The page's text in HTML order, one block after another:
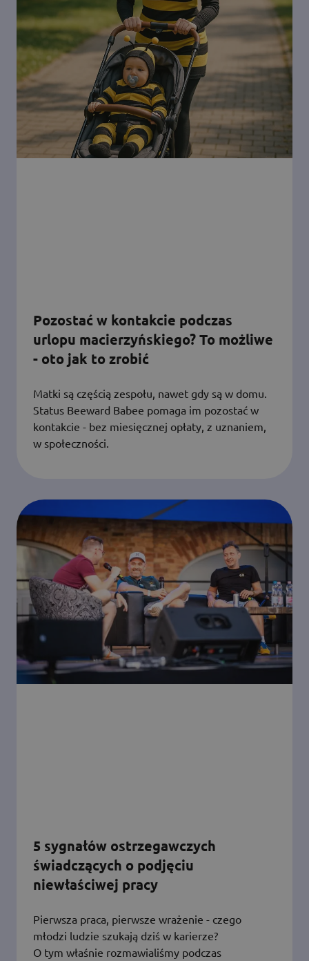
Pozostać w kontakcie podczas
urlopu macierzyńskiego? To możliwe
- oto jak to zrobić
Matki są częścią zespołu, nawet gdy są w domu.
Status Beeward Babee pomaga im pozostać w
kontakcie - bez miesięcznej opłaty, z uznaniem,
w społeczności.
5 sygnałów ostrzegawczych
świadczących o podjęciu
niewłaściwej pracy
Pierwsza praca, pierwsze wrażenie - czego
młodzi ludzie szukają dziś w karierze?
O tym właśnie rozmawialiśmy podczas